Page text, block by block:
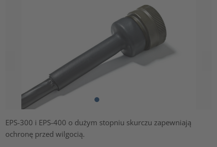
EPS-300 i EPS-400 o dużym stopniu skurczu zapewniają
ochronę przed wilgocią.